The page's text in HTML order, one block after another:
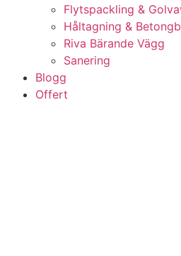
Flytspackling &
Håltagning &
Riva Bärande Vägg
Sanering
Blogg
Offert